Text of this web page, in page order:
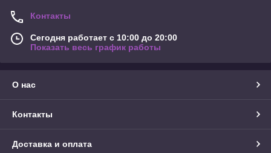
Контакты
Сегодня работает с 10:00 до 20:00
Показать весь график работы
О нас
Контакты
Доставка и оплата